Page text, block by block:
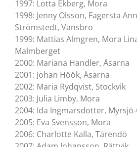
1997: Lotta Ekberg, Mora
1998: Jenny Olsson, Fagersta
Strömstedt, Vansbro
1999: Mattias Almgren, Mora
Malmberget
2000: Mariana Handler, Åsarna
2001: Johan Höök, Åsarna
2002: Maria Rydqvist, Stockvik
2003: Julia Limby, Mora
2004: Ida Ingmarsdotter,
2005: Eva Svensson, Mora
2006: Charlotte Kalla, Tärendö